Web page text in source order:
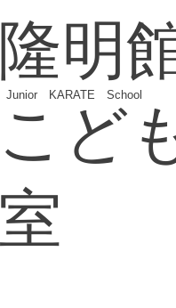
隆明
こど
室
Junior KARATE School